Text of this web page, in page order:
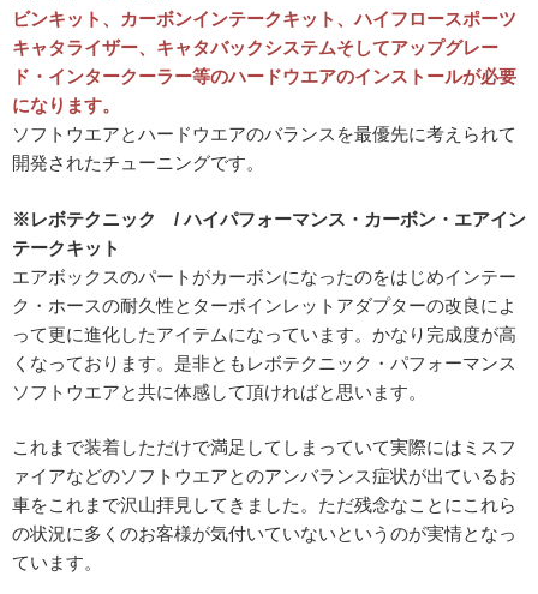
ビンキット、カーボンインテークキット、ハイフロースポーツ
キャタライザー、キャタバックシステムそしてアップグレー
ド・インタークーラー等のハードウエアのインストールが必要
になります。
ソフトウエアとハードウエアのバランスを最優先に考えられて
開発されたチューニングです。
※レボテクニック / ハイパフォーマンス・カーボン・エアイン
テークキット
エアボックスのパートがカーボンになったのをはじめインテー
ク・ホースの耐久性とターボインレットアダプターの改良によ
って更に進化したアイテムになっています。かなり完成度が高
くなっております。是非ともレボテクニック・パフォーマンス
ソフトウエアと共に体感して頂ければと思います。
これまで装着しただけで満足してしまっていて実際にはミスフ
ァイアなどのソフトウエアとのアンバランス症状が出ているお
車をこれまで沢山拝見してきました。ただ残念なことにこれら
の状況に多くのお客様が気付いていないというのが実情となっ
ています。